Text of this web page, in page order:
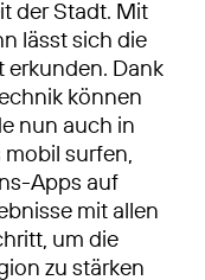
der Stadt. Mit
lässt sich die
Dank
können
nun auch in
surfen,
Apps auf
mit allen
um die
zu stärken